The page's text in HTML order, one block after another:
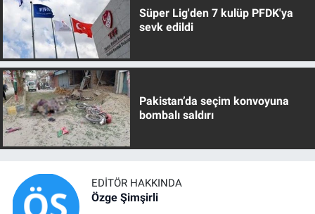
Süper Lig'den 7 kulüp PFDK'ya
sevk edildi
Pakistan’da seçim konvoyuna
bombalı saldırı
EDITÖR HAKKINDA
Özge Şimşirli